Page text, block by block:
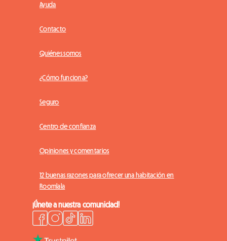
Ayuda
Contacto
Quiénes somos
¿Cómo funciona?
Seguro
Centro de confianza
Opiniones y comentarios
12 buenas razones para ofrecer una habitación en
Roomlala
¡Únete a nuestra comunidad!